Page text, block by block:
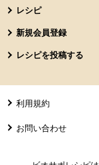
レシピ
新規会員登録
レシピを投稿する
利用規約
お問い合わせ